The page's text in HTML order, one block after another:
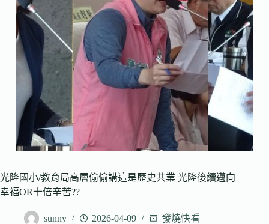
光隆國小/教育局高層偷偷講這是歷史共業 光隆後續邁向
幸福OR十倍辛苦??
sunny 2026-04-09 發燒快看